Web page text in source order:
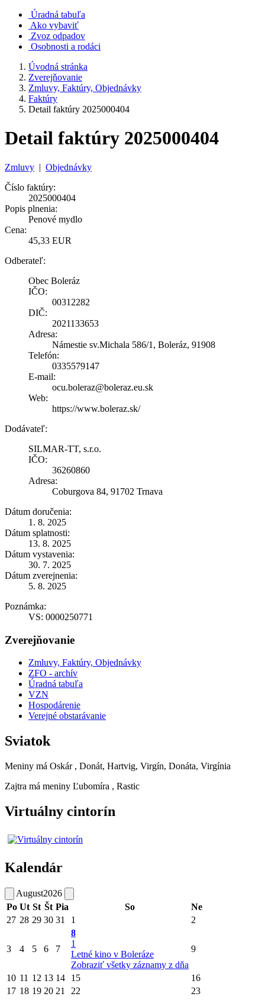
Úradná tabuľa
Ako vybaviť
Zvoz odpadov
Osobnosti a rodáci
Úvodná stránka
Zverejňovanie
Zmluvy, Faktúry, Objednávky
Faktúry
Detail faktúry 2025000404
Detail faktúry 2025000404
Zmluvy | Objednávky
Číslo faktúry:
2025000404
Popis plnenia:
Penové mydlo
Cena:
45,33 EUR
Odberateľ:
Obec Boleráz
IČO:
00312282
DIČ:
2021133653
Adresa:
Námestie sv.Michala 586/1, Boleráz, 91908
Telefón:
0335579147
E-mail:
ocu.boleraz@boleraz.eu.sk
Web:
https://www.boleraz.sk/
Dodávateľ:
SILMAR-TT, s.r.o.
IČO:
36260860
Adresa:
Coburgova 84, 91702 Trnava
Dátum doručenia:
1. 8. 2025
Dátum splatnosti:
13. 8. 2025
Dátum vystavenia:
30. 7. 2025
Dátum zverejnenia:
5. 8. 2025
Poznámka:
VS: 0000250771
Zverejňovanie
Zmluvy, Faktúry, Objednávky
ZFO - archív
Úradná tabuľa
VZN
Hospodárenie
Verejné obstarávanie
Sviatok
Meniny má Oskár , Donát, Hartvig, Virgín, Donáta, Virgínia
Zajtra má meniny Ľubomíra , Rastic
Virtuálny cintorín
Kalendár
August2026
Po Ut St Št Pia So
Ne
27 28 29 30 31 1 2
3 4 5 6 7
8
1
Letné kino v Boleráze
Zobraziť všetky záznamy z dňa
9
10 11 12 13 14 15
16
17 18 19 20 21 22
23